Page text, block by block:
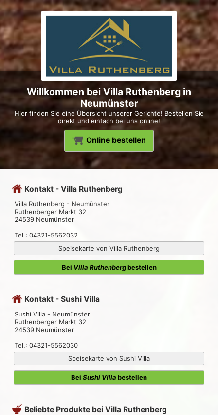
Willkommen bei Villa Ruthenberg in
Neumünster
Hier finden Sie eine Übersicht unserer Gerichte! Bestellen Sie
direkt und einfach bei uns online!
Online bestellen
Kontakt - Villa Ruthenberg
Villa Ruthenberg - Neumünster
Ruthenberger Markt 32
24539 Neumünster
Tel.: 04321-5562032
Speisekarte von Villa Ruthenberg
Bei Villa Ruthenbergbestellen
Kontakt - Sushi Villa
Sushi Villa - Neumünster
Ruthenberger Markt 32
24539 Neumünster
Tel.: 04321-5562030
Speisekarte von Sushi Villa
Bei Sushi Villa bestellen
Beliebte Produkte bei Villa Ruthenberg